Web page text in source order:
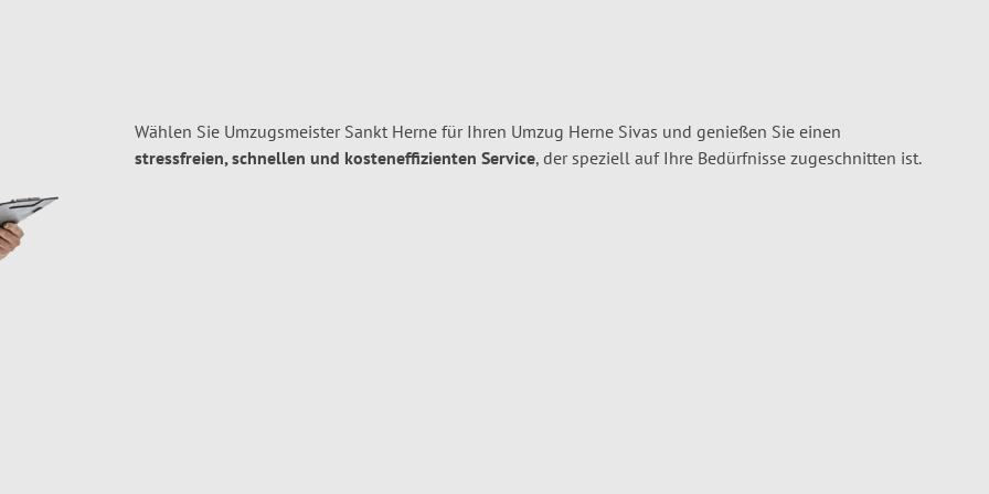
Wählen Sie Umzugsmeister Sankt Herne für Ihren Umzug Herne Sivas und genießen Sie einen
stressfreien, schnellen und kosteneffizienten Service, der speziell auf Ihre Bedürfnisse zugeschnitten ist.